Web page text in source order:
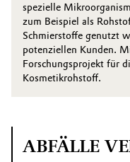
spezielle
zum Beispiel als
Schmierstoffe genutzt
potenziellen Kunden.
Forschungsprojekt für
Kosmetikrohstoff.
ABFÄLLE